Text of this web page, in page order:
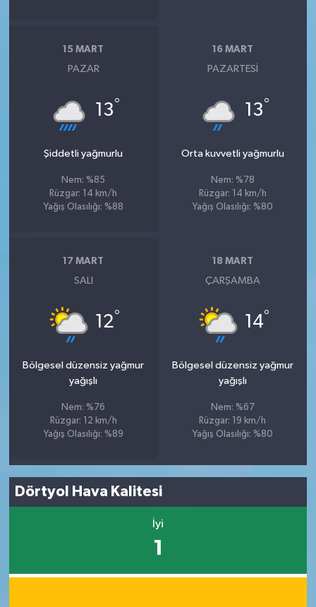
15 MART
PAZAR
13°
Şiddetli yağmurlu
Nem: %85
Rüzgar: 14 km/h
Yağış Olasılığı: %88
16 MART
PAZARTESI
13°
Orta kuvvetli yağmurlu
Nem: %78
Rüzgar: 14 km/h
Yağış Olasılığı: %80
17 MART
SALI
12°
Bölgesel düzensiz yağmur
yağışlı
Nem: %76
Rüzgar: 12 km/h
Yağış Olasılığı: %89
18 MART
ÇARŞAMBA
14°
Bölgesel düzensiz yağmur
yağışlı
Nem: %67
Rüzgar: 19 km/h
Yağış Olasılığı: %80
Dörtyol Hava Kalitesi
İyi
1